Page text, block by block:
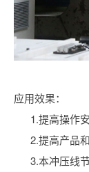
应用效果：
1.提高操作安
2.提高产品和
3.本冲压线节